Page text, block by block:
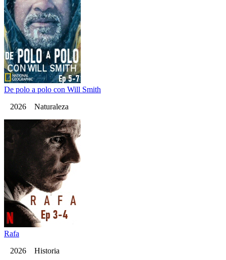
De polo a polo con Will Smith
2026 Naturaleza
Rafa
2026 Historia